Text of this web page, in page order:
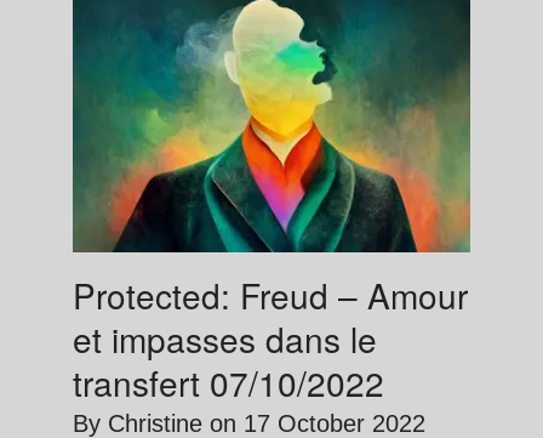
Protected: Freud – Amour
et impasses dans le
transfert 07/10/2022
By Christine on 17 October 2022